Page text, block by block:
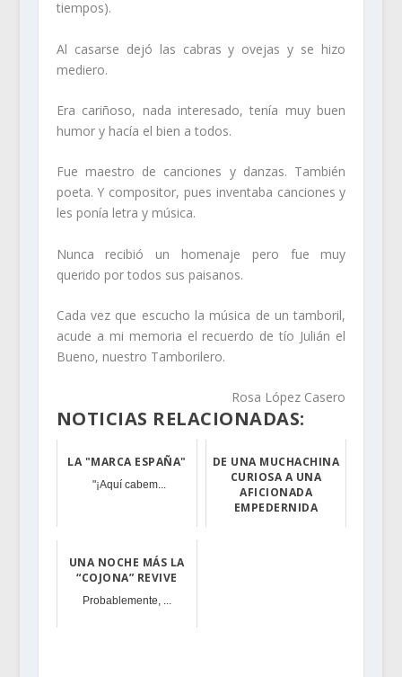
tiempos).
Al casarse dejó las cabras y ovejas y se hizo
mediero.
Era cariñoso, nada interesado, tenía muy buen
humor y hacía el bien a todos.
Fue maestro de canciones y danzas. También
poeta. Y compositor, pues inventaba canciones y
les ponía letra y música.
Nunca recibió un homenaje pero fue muy
querido por todos sus paisanos.
Cada vez que escucho la música de un tamboril,
acude a mi memoria el recuerdo de tío Julián el
Bueno, nuestro Tamborilero.
Rosa López Casero
NOTICIAS RELACIONADAS:
LA "MARCA ESPAÑA"
"¡Aquí cabem...
DE UNA MUCHACHINA
CURIOSA A UNA
AFICIONADA
EMPEDERNIDA
UNA NOCHE MÁS LA
“COJONA” REVIVE
Probablemente, ...